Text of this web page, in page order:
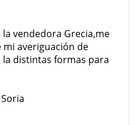
vendedora Grecia,me
averiguación de
distintas formas para